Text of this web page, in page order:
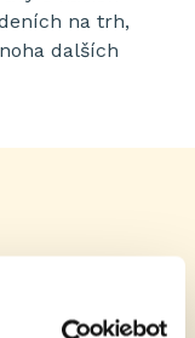
na trh,
dalších